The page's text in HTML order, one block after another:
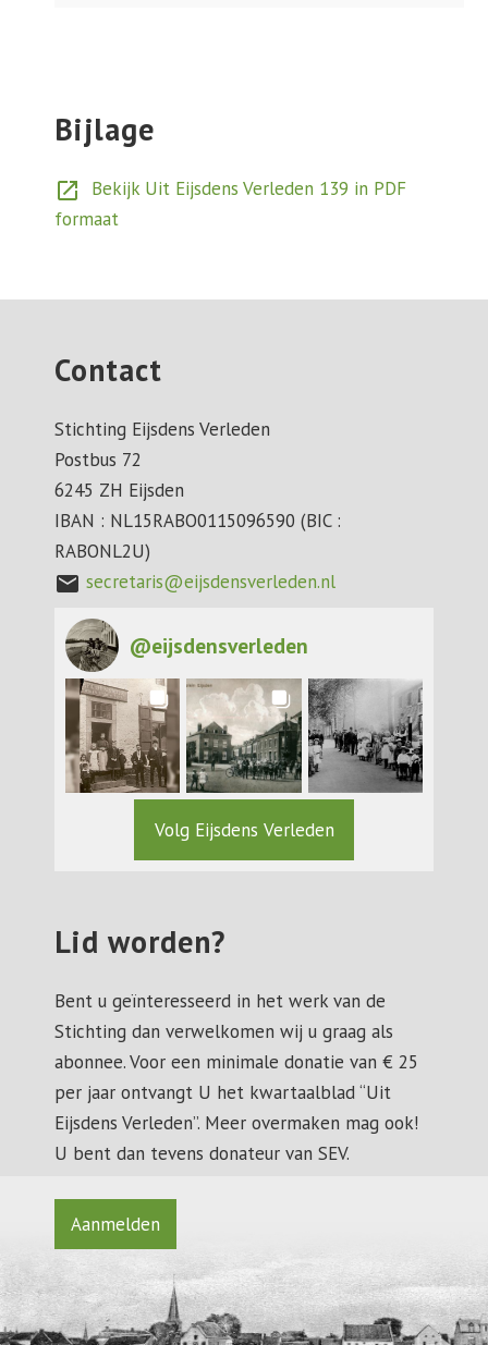
Bijlage
open_in_new
Bekijk Uit Eijsdens Verleden 139 in PDF
formaat
Contact
Stichting Eijsdens Verleden
Postbus 72
6245 ZH Eijsden
IBAN : NL15RABO0115096590 (BIC :
RABONL2U)
mail secretaris@eijsdensverleden.nl
@eijsdensverleden
Volg Eijsdens Verleden
Lid worden?
Bent u geïnteresseerd in het werk van de
Stichting dan verwelkomen wij u graag als
abonnee. Voor een minimale donatie van € 25
per jaar ontvangt U het kwartaalblad “Uit
Eijsdens Verleden”. Meer overmaken mag ook!
U bent dan tevens donateur van SEV.
Aanmelden